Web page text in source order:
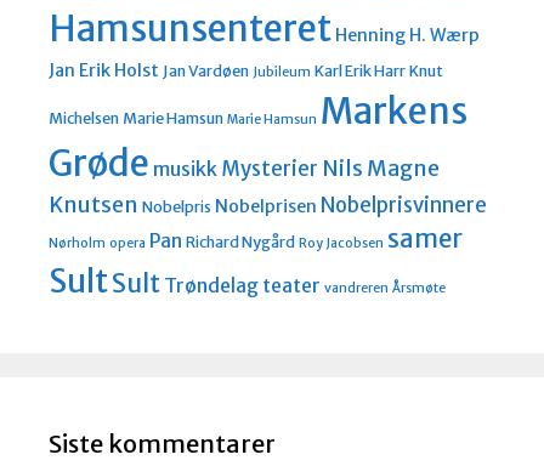
Hamsunsenteret Henning H. Wærp
Jan Erik Holst Jan Vardøen Jubileum Karl Erik Harr Knut
Michelsen Marie Hamsun Marie Hamsun Markens
Grøde musikk Mysterier Nils Magne
Knutsen Nobelpris Nobelprisen Nobelprisvinnere
Nørholm opera Pan Richard Nygård Roy Jacobsen samer
SultSult Trøndelag teater vandreren Årsmøte
Siste kommentarer